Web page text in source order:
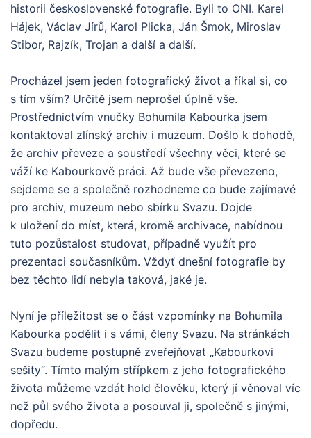
historii československé fotografie. Byli to ONI. Karel
Hájek, Václav Jírů, Karol Plicka, Ján Šmok, Miroslav
Stibor, Rajzík, Trojan a další a další.
Procházel jsem jeden fotografický život a říkal si, co
s tím vším? Určitě jsem neprošel úplně vše.
Prostřednictvím vnučky Bohumila Kabourka jsem
kontaktoval zlínský archiv i muzeum. Došlo k dohodě,
že archiv převeze a soustředí všechny věci, které se
váží ke Kabourkově práci. Až bude vše převezeno,
sejdeme se a společně rozhodneme co bude zajímavé
pro archiv, muzeum nebo sbírku Svazu. Dojde
k uložení do míst, která, kromě archivace, nabídnou
tuto pozůstalost studovat, případně využít pro
prezentaci současníkům. Vždyť dnešní fotografie by
bez těchto lidí nebyla taková, jaké je.
Nyní je příležitost se o část vzpomínky na Bohumila
Kabourka podělit i s vámi, členy Svazu. Na stránkách
Svazu budeme postupně zveřejňovat „Kabourkovi
sešity“. Tímto malým střípkem z jeho fotografického
života můžeme vzdát hold člověku, který jí věnoval víc
než půl svého života a posouval ji, společně s jinými,
dopředu.